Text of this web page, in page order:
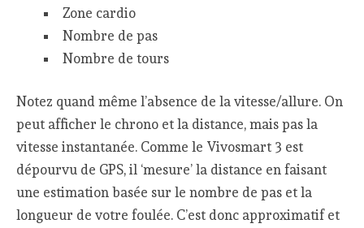
Zone cardio
Nombre de pas
Nombre de tours
Notez quand même l’absence de la vitesse/allure. On
peut afficher le chrono et la distance, mais pas la
vitesse instantanée. Comme le Vivosmart 3 est
dépourvu de GPS, il ‘mesure’ la distance en faisant
une estimation basée sur le nombre de pas et la
longueur de votre foulée. C’est donc approximatif et